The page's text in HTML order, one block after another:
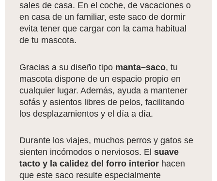
sales de casa. En el coche, de vacaciones o
en casa de un familiar, este saco de dormir
evita tener que cargar con la cama habitual
de tu mascota.
Gracias a su diseño tipo manta–saco, tu
mascota dispone de un espacio propio en
cualquier lugar. Además, ayuda a mantener
sofás y asientos libres de pelos, facilitando
los desplazamientos y el día a día.
Durante los viajes, muchos perros y gatos se
sienten incómodos o nerviosos. El suave
tacto y la calidez del forro interior hacen
que este saco resulte especialmente